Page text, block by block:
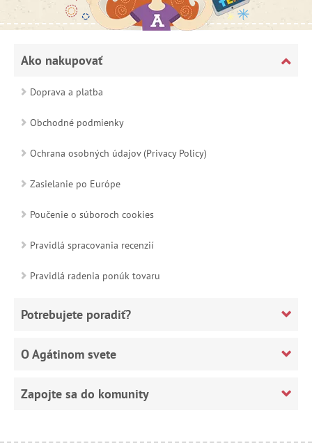
Ako nakupovať
Doprava a platba
Obchodné podmienky
Ochrana osobných údajov (Privacy Policy)
Zasielanie po Európe
Poučenie o súboroch cookies
Pravidlá spracovania recenzií
Pravidlá radenia ponúk tovaru
Potrebujete poradiť?
O Agátinom svete
Zapojte sa do komunity